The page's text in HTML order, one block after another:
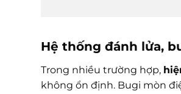
Hệ thống đánh lửa,
Trong nhiều trường hợp,
không ổn định. Bugi mòn